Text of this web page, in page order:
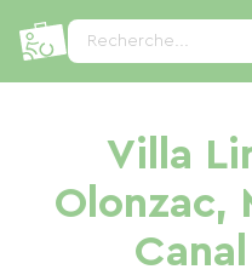
Recherche...
Villa
Olonzac,
Panneau de gestion